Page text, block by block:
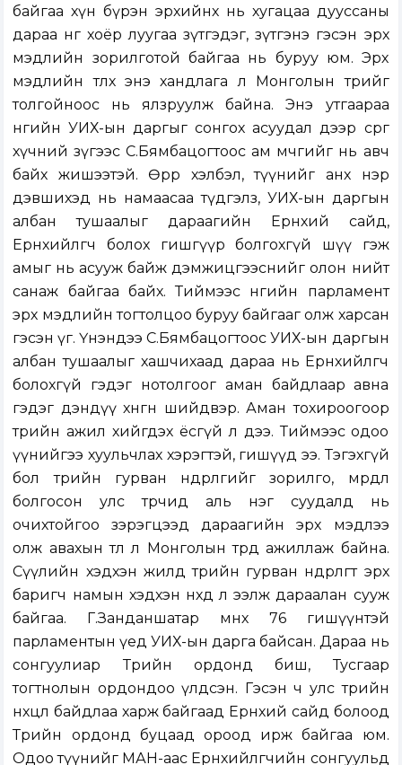
байгаа хүн бүрэн эрхийнх нь хугацаа дууссаны
дараа нөгөө хоёр луугаа зүтгэдэг, зүтгэнэ гэсэн эрх
мэдлийн зорилготой байгаа нь буруу юм. Эрх
мэдлийн төлөөх энэ хандлага л Монголын төрийг
толгойноос нь ялзруулж байна. Энэ утгаараа
өнөөгийн УИХ-ын даргыг сонгох асуудал дээр сөрөг
хүчний зүгээс С.Бямбацогтоос ам мөчгийг нь авч
байх жишээтэй. Өөрөөр хэлбэл, түүнийг анх нэр
дэвшихэд нь намаасаа түдгэлз, УИХ-ын даргын
албан тушаалыг дараагийн Ерөнхий сайд,
Ерөнхийлөгч болох гишгүүр болгохгүй шүү гэж
амыг нь асууж байж дэмжицгээснийг олон нийт
санаж байгаа байх. Тиймээс өнөөгийн парламент
эрх мэдлийн тогтолцоо буруу байгааг олж харсан
гэсэн үг. Үнэндээ С.Бямбацогтоос УИХ-ын даргын
албан тушаалыг хашчихаад дараа нь Ерөнхийлөгч
болохгүй гэдэг нотолгоог аман байдлаар авна
гэдэг дэндүү хөнгөн шийдвэр. Аман тохироогоор
төрийн ажил хийгдэх ёсгүй л дээ. Тиймээс одоо
үүнийгээ хуульчлах хэрэгтэй, гишүүд ээ. Тэгэхгүй
бол төрийн гурван өндөрлөгийг зорилго, мөрөөдлөө
болгосон улс төрчид аль нэг суудалд нь
очихтойгоо зэрэгцээд дараагийн эрх мэдлээ
олж авахын төлөө л Монголын төрд ажиллаж байна.
Сүүлийн хэдхэн жилд төрийн гурван өндөрлөгт эрх
баригч намын хэдхэн нөхөд л ээлж дараалан сууж
байгаа. Г.Занданшатар өмнөх 76 гишүүнтэй
парламентын үед УИХ-ын дарга байсан. Дараа нь
сонгуулиар Төрийн ордонд биш, Тусгаар
тогтнолын ордондоо үлдсэн. Гэсэн ч улс төрийн
нөхцөл байдлаа харж байгаад Ерөнхий сайд болоод
Төрийн ордонд буцаад ороод ирж байгаа юм.
Одоо түүнийг МАН-аас Ерөнхийлөгчийн сонгуульд